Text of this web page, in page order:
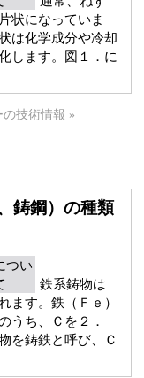
状になっていま
は化学成分や冷却
します。図１．に
技術情報 »
鋳鋼）の種類
つい
鉄系鋳物は
ます。鉄（Ｆｅ）
うち、Ｃを２．
を鋳鉄と呼び、Ｃ